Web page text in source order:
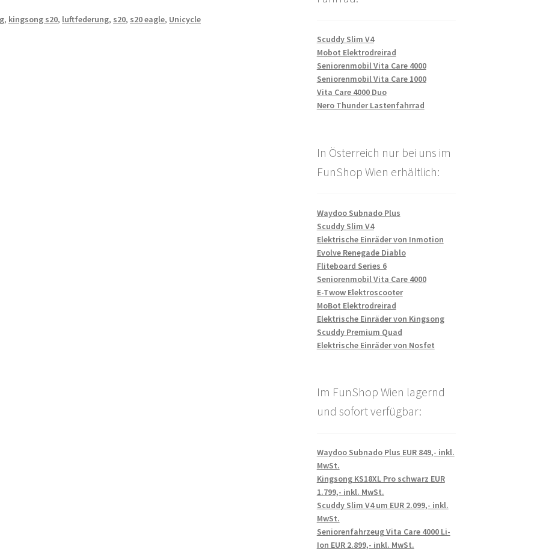
, kingsong s20, luftfederung, s20, s20 eagle, Unicycle
Scuddy Slim V4
Mobot Elektrodreirad
Seniorenmobil Vita Care 4000
Seniorenmobil Vita Care 1000
Vita Care 4000 Duo
Nero Thunder Lastenfahrrad
In Österreich nur bei uns im
FunShop Wien erhältlich:
Waydoo Subnado Plus
Scuddy Slim V4
Elektrische Einräder von Inmotion
Evolve Renegade Diablo
Fliteboard Series 6
Seniorenmobil Vita Care 4000
E-Twow Elektroscooter
MoBot Elektrodreirad
Elektrische Einräder von Kingsong
Scuddy Premium Quad
Elektrische Einräder von Nosfet
Im FunShop Wien lagernd
und sofort verfügbar:
Waydoo Subnado Plus EUR 849,- inkl.
MwSt.
Kingsong KS18XL Pro schwarz EUR
1.799,- inkl. MwSt.
Scuddy Slim V4 um EUR 2.099,- inkl.
MwSt.
Seniorenfahrzeug Vita Care 4000 Li-
Ion EUR 2.899,- inkl. MwSt.